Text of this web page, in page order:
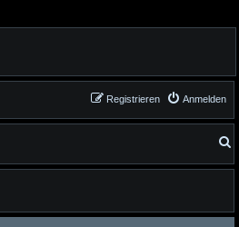
Anmelden
Registrieren
c